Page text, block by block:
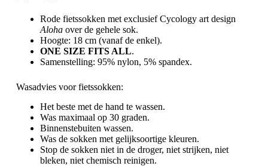
Rode fietssokken met exclusief Cycology art design
Alohaover de gehele sok.
Hoogte: 18 cm (vanaf de enkel).
ONE SIZE FITS ALL.
Samenstelling: 95% nylon, 5% spandex.
Wasadvies voor fietssokken:
Het beste met de hand te wassen.
Was maximaal op 30 graden.
Binnenstebuiten wassen.
Was de sokken met gelijksoortige kleuren.
Stop de sokken niet in de droger, niet strijken, niet
bleken, niet chemisch reinigen.